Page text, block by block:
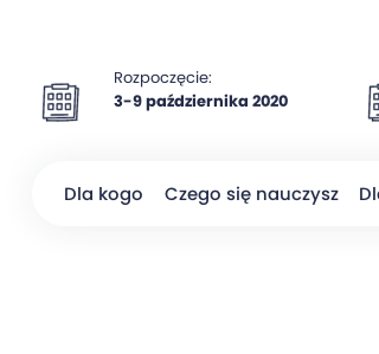
Rozpoczęcie:
3-9 października 2020
Dla kogo Czego się nauczysz